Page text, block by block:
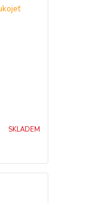
SKLADEM